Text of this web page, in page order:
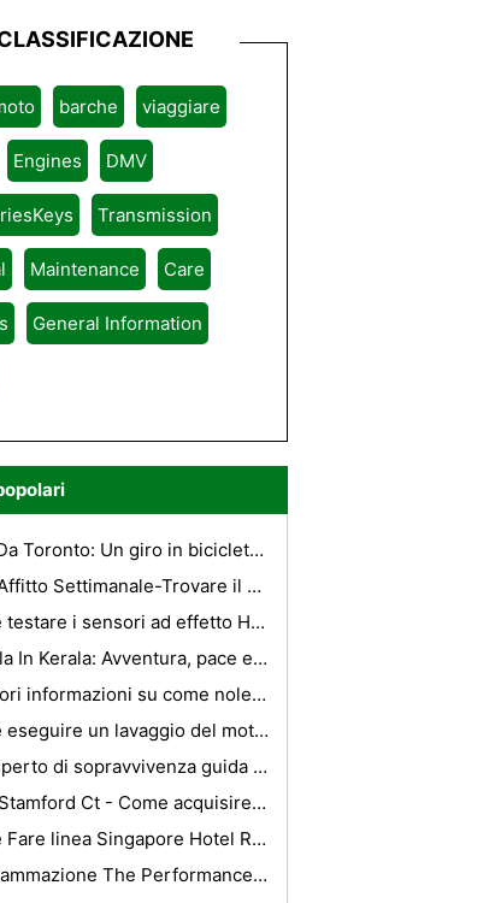
barche viaggiare
Engines DMV
Transmission
Maintenance Care
General Information
Ciao Da Toronto: Un giro in bicicletta attraverso la Don Valley, Past The Distillery District per le isole di Toronto
Auto Affitto Settimanale-Trovare il settimanale è spesso meglio di quotidiano
Come testare i sensori ad effetto Hall
Varkala In Kerala: Avventura, pace e benessere al suo meglio
Ulteriori informazioni su come noleggiare un auto di lusso a Philadelphia
Come eseguire un lavaggio del motore con il liquido di trasmissione
Un esperto di sopravvivenza guida a Delhi Hotel
Limo Stamford Ct - Come acquisire il miglior Limo In città
Come Fare linea Singapore Hotel Reservation?
Programmazione The Performance Diesel